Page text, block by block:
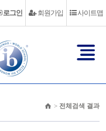
사이트맵
회원가입
로그인
> 전체검색 결과